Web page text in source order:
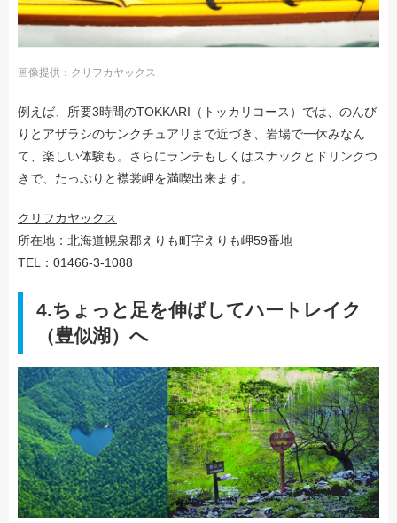
画像提供：クリフカヤックス
例えば、所要3時間のTOKKARI（トッカリコース）では、のんび
りとアザラシのサンクチュアリまで近づき、岩場で一休みなん
て、楽しい体験も。さらにランチもしくはスナックとドリンクつ
きで、たっぷりと襟裳岬を満喫出来ます。
クリフカヤックス
所在地：北海道幌泉郡えりも町字えりも岬59番地
TEL：01466-3-1088
4.ちょっと足を伸ばしてハートレイク
（豊似湖）へ